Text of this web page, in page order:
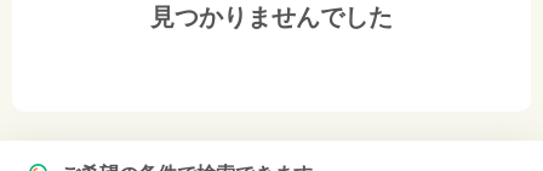
見つかりませんでした